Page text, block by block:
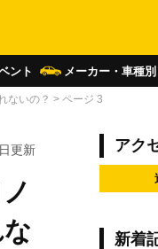
ント メーカー・車種別
ないの？ > ページ 3
更新 アク
新着